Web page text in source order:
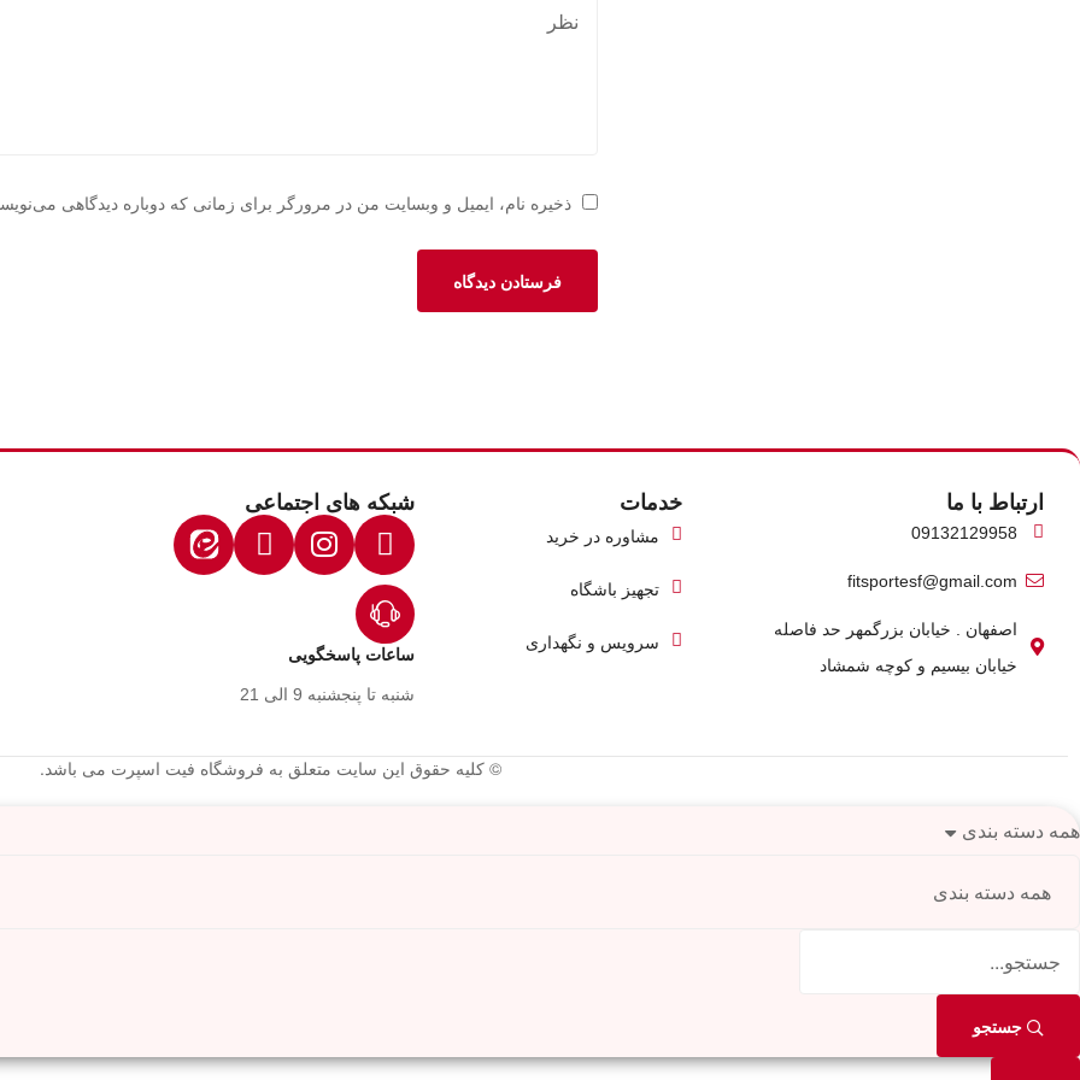
ذخیره نام، ایمیل و وبسایت من در مرورگر برای زمانی که دوباره دیدگاهی
ارتباط با ما
09132129958
fitsportesf@gmail.com
اصفهان . خیابان بزرگمهر حد فاصله
خیابان بیسیم و کوچه شمشاد
خدمات
مشاوره در خرید
تجهیز باشگاه
سرویس و نگهداری
شبکه های اجتماعی
ساعات پاسخگویی
شنبه تا پنجشنبه 9 الی 21
© کلیه حقوق این سایت متعلق به فروشگاه فیت اسپرت می باشد.
همه دسته بندی
جستجو